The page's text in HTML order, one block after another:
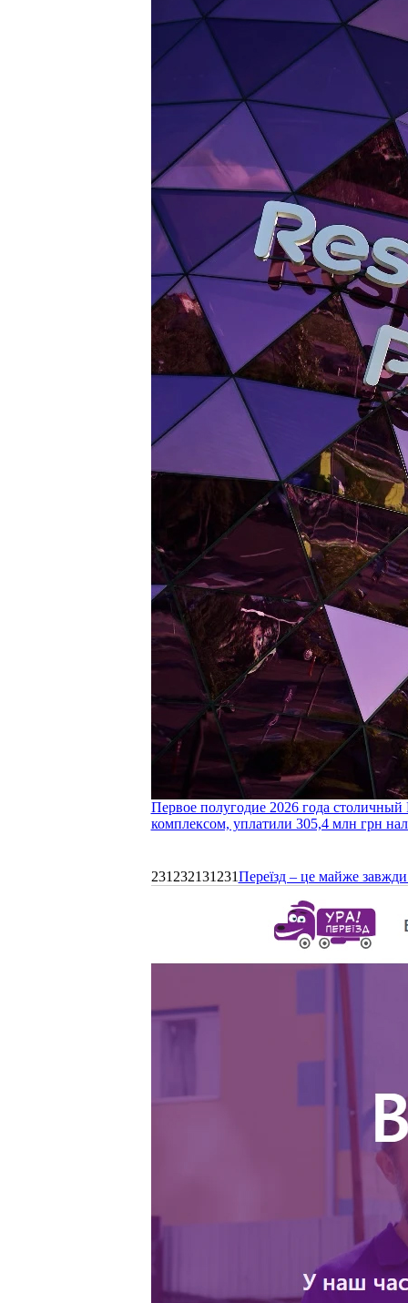
Первое полугодие 2026 года
комплексом, уплатили 305,4 млн грн
231232131231Переїзд – це майже